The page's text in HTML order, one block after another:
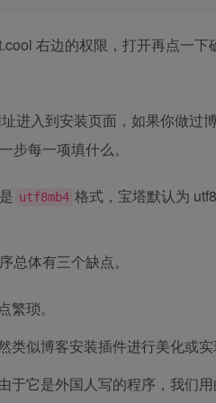
右边的权限，打开再点一
进入到安装页面，如果你做过
步每一项填什么。
utf8mb4 格式，宝塔默认为
总体有三个缺点。
繁琐。
类似博客安装插件进行美化或
于它是外国人写的程序，我们